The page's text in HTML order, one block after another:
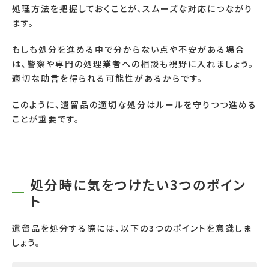
処理方法を把握しておくことが、スムーズな対応につながり
ます。
もしも処分を進める中で分からない点や不安がある場合
は、警察や専門の処理業者への相談も視野に入れましょう。
適切な助言を得られる可能性があるからです。
このように、遺留品の適切な処分はルールを守りつつ進める
ことが重要です。
処分時に気をつけたい3つのポイン
ト
遺留品を処分する際には、以下の3つのポイントを意識しま
しょう。